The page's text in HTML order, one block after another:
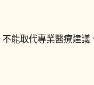
能取代專業醫療建